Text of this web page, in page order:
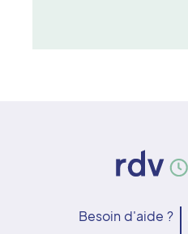
Besoin d'aide ?